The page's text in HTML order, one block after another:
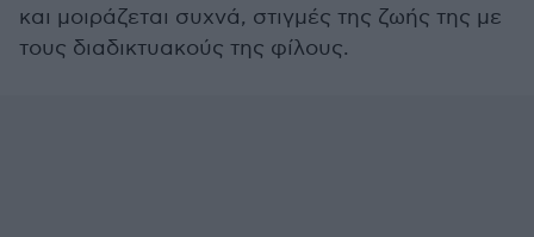
και μοιράζεται συχνά, στιγμές της ζωής της με
τους διαδικτυακούς της φίλους.